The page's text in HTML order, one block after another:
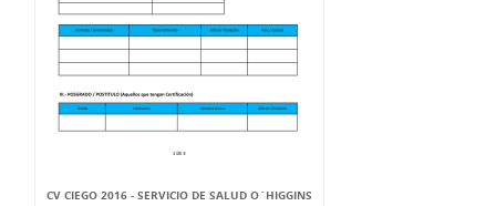
CV CIEGO 2016 - SERVICIO DE SALUD O`HIGGINS